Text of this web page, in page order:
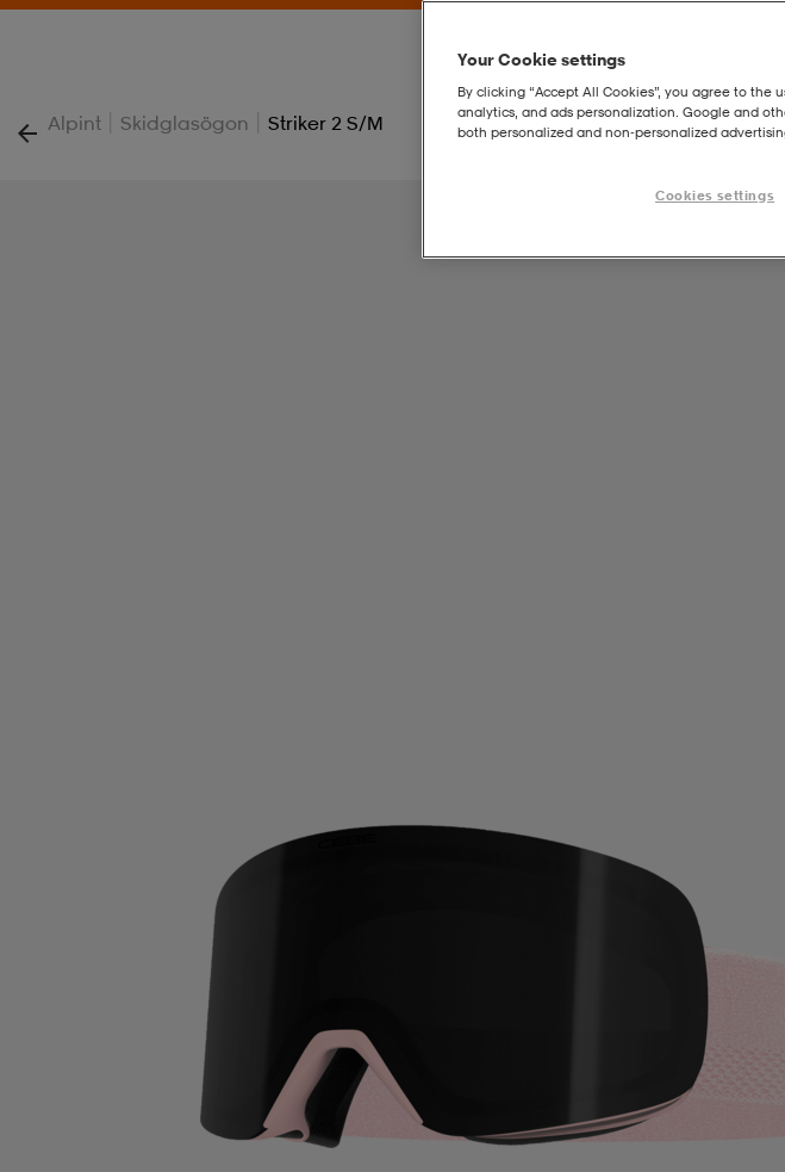
Alpint | Skidglasögon | Striker 2 S/m
Your Cookie settings
By clicking “Accept All Cookies”, you agree to
analytics, and ads personalization. Google and
both personalized and non‑personalized
Cookies settings